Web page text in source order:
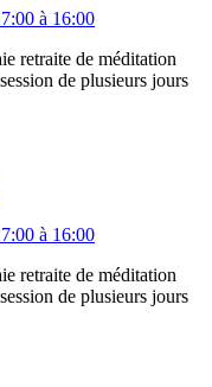
à 16:00
retraite de méditation
de plusieurs jours
à 16:00
retraite de méditation
de plusieurs jours